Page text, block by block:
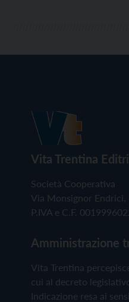
Vita Trentina
Società Cooperativa
Via Monsignor Endrici,
P.IVA e C.F.
Amministrazione
Vita Trentina
cui al decreto
Indicazione resa ai